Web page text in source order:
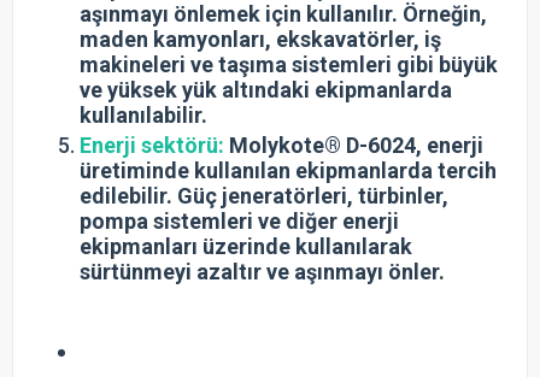
aşınmayı önlemek için kullanılır. Örneğin,
maden kamyonları, ekskavatörler, iş
makineleri ve taşıma sistemleri gibi büyük
ve yüksek yük altındaki ekipmanlarda
kullanılabilir.
Enerji sektörü: Molykote® D-6024, enerji
üretiminde kullanılan ekipmanlarda tercih
edilebilir. Güç jeneratörleri, türbinler,
pompa sistemleri ve diğer enerji
ekipmanları üzerinde kullanılarak
sürtünmeyi azaltır ve aşınmayı önler.